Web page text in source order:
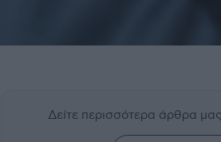
Δείτε περισσότερα άρθρα μας